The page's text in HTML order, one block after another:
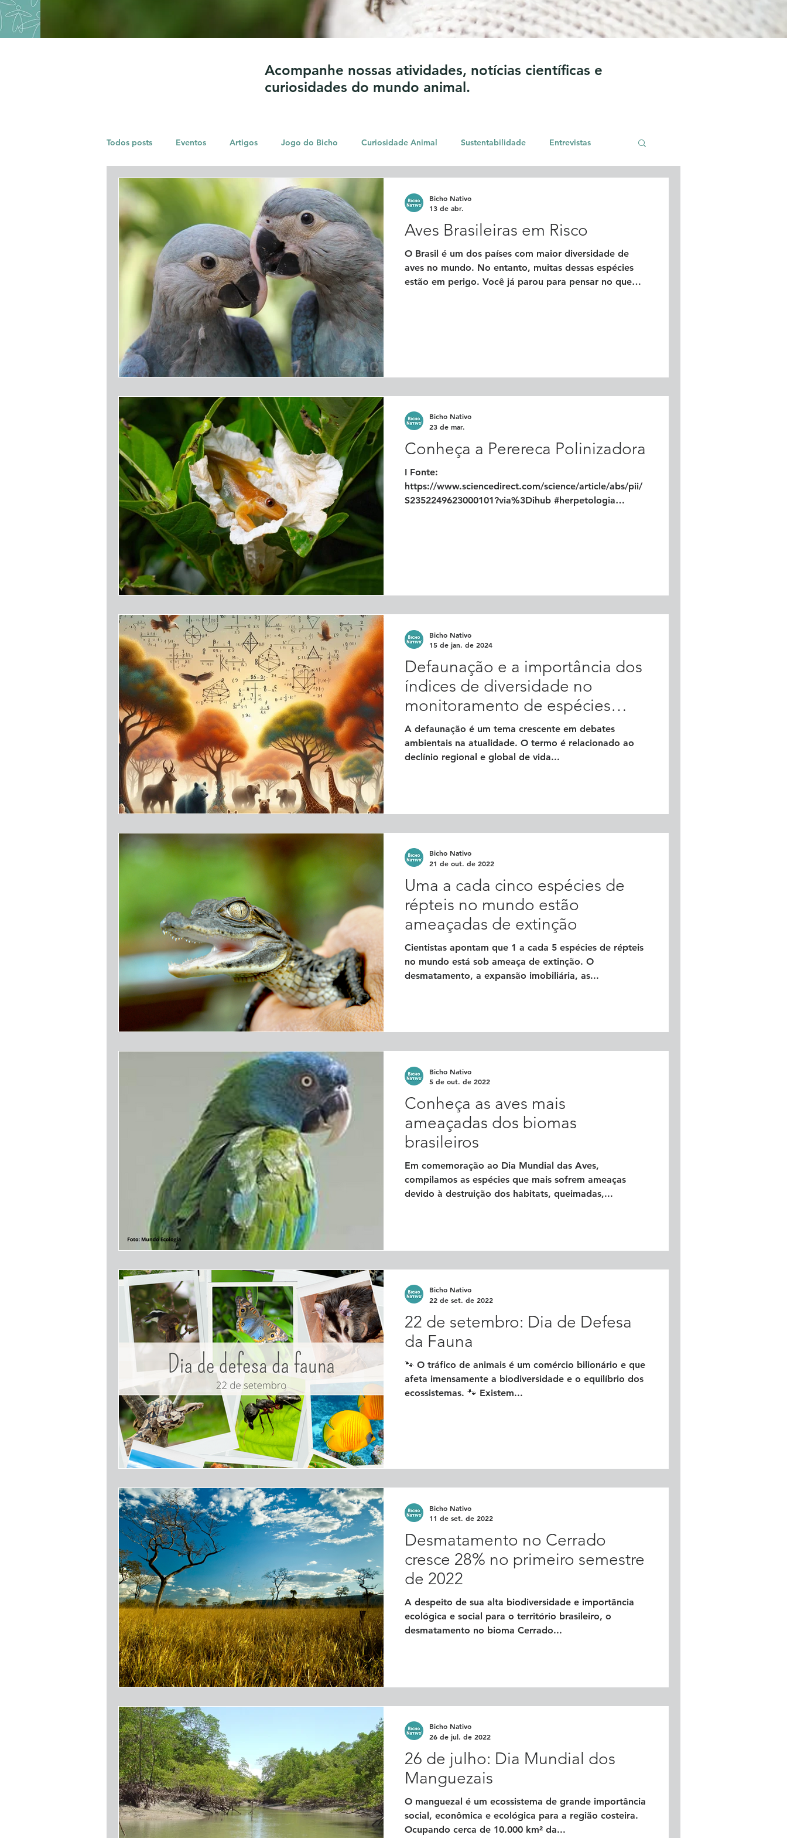
Acompanhe nossas atividades, notícias científicas e
curiosidades do mundo animal.
Todos posts Eventos Artigos Jogo do Bicho Curiosidade Animal Sustentabilidade Entrevistas
Que bicho é esse?
Aves Brasileiras em Risco
O Brasil é um dos países com maior diversidade de
aves no mundo. No entanto, muitas dessas espécies
estão em perigo. Você já parou para pensar no que
desmatamento aceler
Bicho Nativo
13 de abr.
Conheça a Perereca Polinizadora
I Fonte:
https://www.sciencedirect.com/science/article/abs/pii/
S2352249623000101?via%3Dihub #herpetologia
Bicho Nativo
23 de mar.
Defaunação e a importância dos
índices de diversidade no
monitoramento de espécies
ameaçadas
A defaunação é um tema crescente em debates
ambientais na atualidade. O termo é relacionado ao
declínio regional e global de vida...
Bicho Nativo
15 de jan. de 2024
Uma a cada cinco espécies de
répteis no mundo estão
ameaçadas de extinção
Cientistas apontam que 1 a cada 5 espécies de répteis
no mundo está sob ameaça de extinção. O
desmatamento, a expansão imobiliária, as...
Bicho Nativo
21 de out. de 2022
Conheça as aves mais
ameaçadas dos biomas
brasileiros
Em comemoração ao Dia Mundial das Aves,
compilamos as espécies que mais sofrem ameaças
devido à destruição dos habitats, queimadas,...
Bicho Nativo
5 de out. de 2022
22 de setembro: Dia de Defesa
da Fauna
🐾 O tráfico de animais é um comércio bilionário e que
afeta imensamente a biodiversidade e o equilíbrio dos
ecossistemas. 🐾 Existem...
Bicho Nativo
22 de set. de 2022
Desmatamento no Cerrado
cresce 28% no primeiro semestre
de 2022
A despeito de sua alta biodiversidade e importância
ecológica e social para o território brasileiro, o
desmatamento no bioma Cerrado...
Bicho Nativo
11 de set. de 2022
26 de julho: Dia Mundial dos
Manguezais
O manguezal é um ecossistema de grande importância
social, econômica e ecológica para a região costeira.
Ocupando cerca de 10.000 km² da...
Bicho Nativo
26 de jul. de 2022